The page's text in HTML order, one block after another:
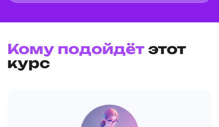
Кому подойдёт этот
курс